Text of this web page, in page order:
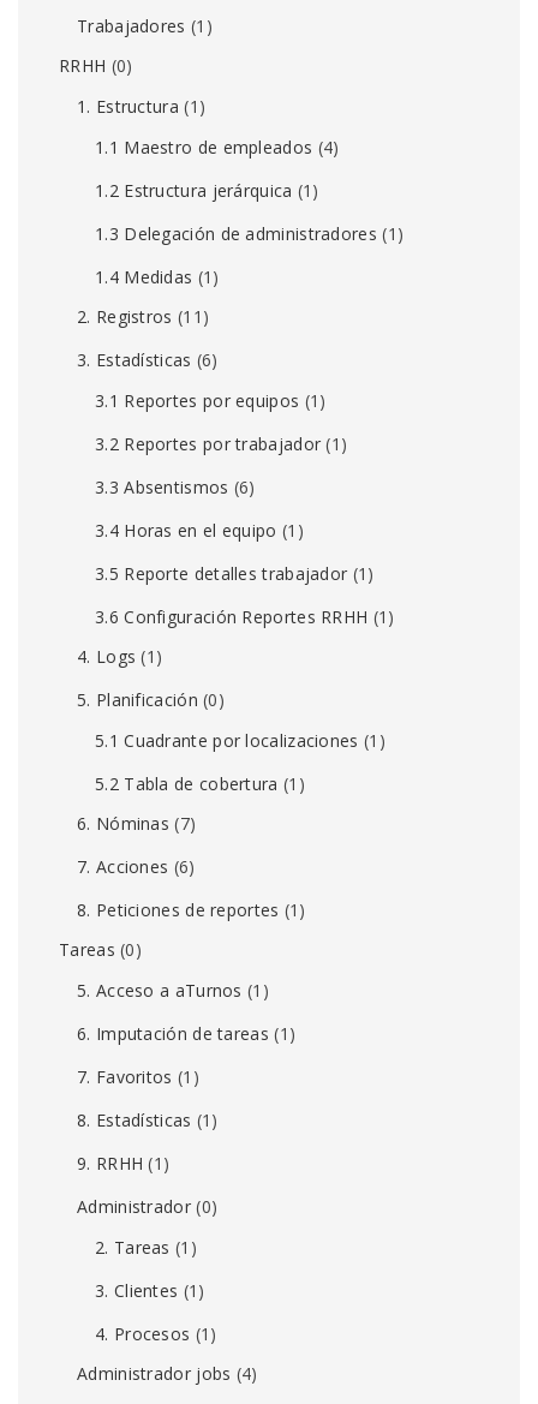
Trabajadores (1)
RRHH (0)
1. Estructura (1)
1.1 Maestro de empleados (4)
1.2 Estructura jerárquica (1)
1.3 Delegación de administradores (1)
1.4 Medidas (1)
2. Registros (11)
3. Estadísticas (6)
3.1 Reportes por equipos (1)
3.2 Reportes por trabajador (1)
3.3 Absentismos (6)
3.4 Horas en el equipo (1)
3.5 Reporte detalles trabajador (1)
3.6 Configuración Reportes RRHH (1)
4. Logs (1)
5. Planificación (0)
5.1 Cuadrante por localizaciones (1)
5.2 Tabla de cobertura (1)
6. Nóminas (7)
7. Acciones (6)
8. Peticiones de reportes (1)
Tareas (0)
5. Acceso a aTurnos (1)
6. Imputación de tareas (1)
7. Favoritos (1)
8. Estadísticas (1)
9. RRHH (1)
Administrador(0)
2. Tareas (1)
3. Clientes (1)
4. Procesos (1)
Administrador jobs (4)